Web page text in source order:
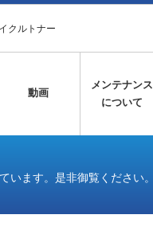
クルトナー
動画
メンテナンス
について
います。是非御覧ください。